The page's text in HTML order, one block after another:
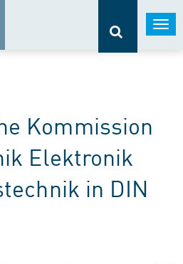
Kommission
Elektronik
in DIN